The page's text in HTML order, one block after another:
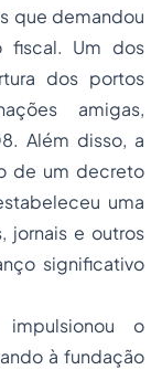
que demandou
fiscal. Um dos
dos portos
amigas,
Além disso, a
de um decreto
uma
jornais e outros
significativo
o
à fundação